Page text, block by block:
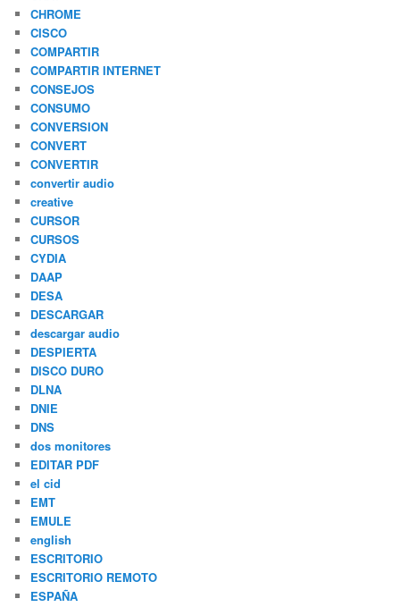
CHROME
CISCO
COMPARTIR
COMPARTIR INTERNET
CONSEJOS
CONSUMO
CONVERSION
CONVERT
CONVERTIR
convertir audio
creative
CURSOR
CURSOS
CYDIA
DAAP
DESA
DESCARGAR
descargar audio
DESPIERTA
DISCO DURO
DLNA
DNIE
DNS
dos monitores
EDITAR PDF
el cid
EMT
EMULE
english
ESCRITORIO
ESCRITORIO REMOTO
ESPAÑA